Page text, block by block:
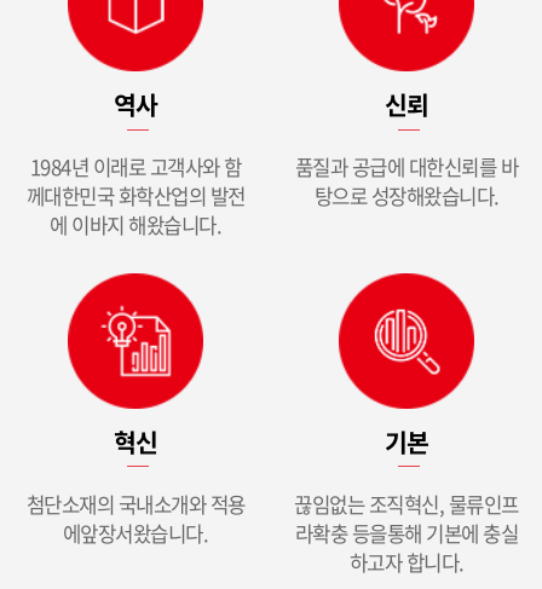
역사
1984년 이래로 고객사와 함
께대한민국 화학산업의 발전
에 이바지 해왔습니다.
신뢰
품질과 공급에 대한신뢰를 바
탕으로 성장해왔습니다.
혁신
첨단소재의 국내소개와 적용
에앞장서왔습니다.
기본
끊임없는 조직혁신, 물류인프
라확충 등을통해 기본에 충실
하고자 합니다.